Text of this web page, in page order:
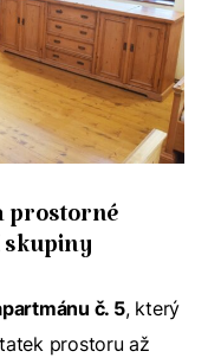
prostorné
č. 5, který
prostoru až